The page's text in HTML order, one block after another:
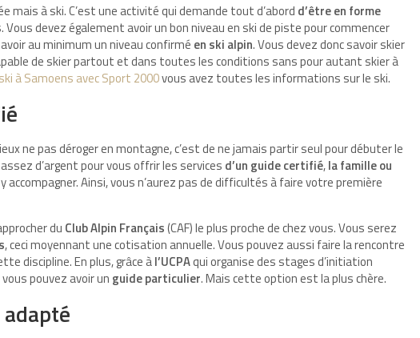
mais à ski. C’est une activité qui demande tout d’abord d’être en forme
Vous devez également avoir un bon niveau en ski de piste pour commencer
au minimum un niveau confirmé en ski alpin. Vous devez donc savoir skier
de skier partout et dans toutes les conditions sans pour autant skier à
à Samoens avec Sport 2000vous avez toutes les informations sur le ski.
ne pas déroger en montagne, c’est de ne jamais partir seul pour débuter le
d’argent pour vous offrir les services d’un guide certifié,la famille ou
accompagner. Ainsi, vous n’aurez pas de difficultés à faire votre première
du Club Alpin Français(CAF) le plus proche de chez vous. Vous serez
, ceci moyennant une cotisation annuelle. Vous pouvez aussi faire la rencontre
discipline. En plus, grâce àl’UCPAqui organise des stages d’initiation
pouvez avoir un guide particulier. Mais cette option est la plus chère.